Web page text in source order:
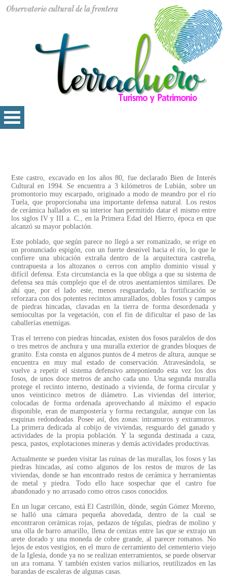
Este castro, excavado en los años 80, fue declarado Bien de Interés
Cultural en 1994. Se encuentra a 3 kilómetros de Lubián, sobre un
promontorio muy escarpado, originado a modo de meandro por el río
Tuela, que proporcionaba una importante defensa natural. Los restos
de cerámica hallados en su interior han permitido datar el mismo entre
los siglos IV y III a. C., en la Primera Edad del Hierro, época en que
alcanzó su mayor población.
Este poblado, que según parece no llegó a ser romanizado, se erige en
un pronunciado espigón, con un fuerte desnivel hacia el río, lo que le
confiere una ubicación extraña dentro de la arquitectura castreña,
contrapuesta a los altozanos o cerros con amplio dominio visual y
difícil defensa. Esta circunstancia es la que obliga a que su sistema de
defensa sea más complejo que el de otros asentamientos similares. De
ahí que, por el lado este, menos resguardado, la fortificación se
reforzara con dos potentes recintos amurallados, dobles fosos y campos
de piedras hincadas, clavadas en la tierra de forma desordenada y
semiocultas por la vegetación, con el fin de dificultar el paso de las
caballerías enemigas.
Tras el terreno con piedras hincadas, existen dos fosos paralelos de dos
o tres metros de anchura y una muralla exterior de grandes bloques de
granito. Esta consta en algunos puntos de 4 metros de altura, aunque se
encuentra en muy mal estado de conservación. Atravesándola, se
vuelve a repetir el sistema defensivo anteponiendo esta vez los dos
fosos, de unos doce metros de ancho cada uno. Una segunda muralla
protege el recinto interno, destinado a vivienda, de forma circular y
unos veinticinco metros de diámetro. Las viviendas del interior,
colocadas de forma ordenada aprovechando al máximo el espacio
disponible, eran de mampostería y forma rectangular, aunque con las
esquinas redondeadas. Posee así, dos zonas: intramuros y extramuros.
La primera dedicada al cobijo de viviendas, resguardo del ganado y
actividades de la propia población. Y la segunda destinada a caza,
pesca, pastos, explotaciones mineras y demás actividades productivas.
Actualmente se pueden visitar las ruinas de las murallas, los fosos y las
piedras hincadas, así como algunos de los restos de muros de las
viviendas, donde se han encontrado restos de cerámica y herramientas
de metal y piedra. Todo ello hace sospechar que el castro fue
abandonado y no arrasado como otros casos conocidos.
En un lugar cercano, está El Castrillón, dónde, según Gómez Moreno,
se halló una cámara pequeña abovedada, dentro de la cual se
encontraron cerámicas rojas, pedazos de tégulas, piedras de molino y
una olla de barro amarillo, llena de cenizas entre las que se extrajo un
arete dorado y una moneda de cobre grande, al parecer romanos. No
lejos de estos vestigios, en el muro de cerramiento del cementerio viejo
de la Iglesia, donde ya no se realizan enterramientos, se puede observar
un ara romana. Y también existen varios miliarios, reutilizados en las
barandas de escaleras de algunas casas.